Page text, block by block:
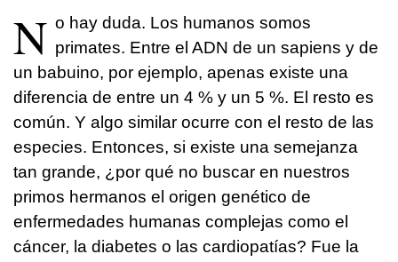
N o hay duda. Los humanos somos
primates. Entre el ADN de un sapiens y de
un babuino, por ejemplo, apenas existe una
diferencia de entre un 4 % y un 5 %. El resto es
común. Y algo similar ocurre con el resto de las
especies. Entonces, si existe una semejanza
tan grande, ¿por qué no buscar en nuestros
primos hermanos el origen genético de
enfermedades humanas complejas como el
cáncer, la diabetes o las cardiopatías? Fue la